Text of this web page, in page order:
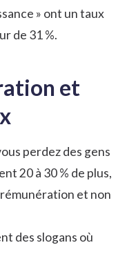
» ont un taux
de 31 %.
et
perdez des gens
20 à 30 % de plus,
et non
des slogans où